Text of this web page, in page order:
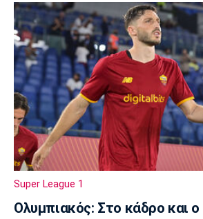
23:35
Europa League
Μπρούνο: «Δουλέψαμε καλά
23:32
Ποδόσφαιρο - Διεθνή
Κακή εβδομάδα για τη
23:23
Γ Εθνική
Αστέρας Βάρης: Νέες
ρόστερ
Super League 1
Ολυμπιακός: Στο κάδρο και ο